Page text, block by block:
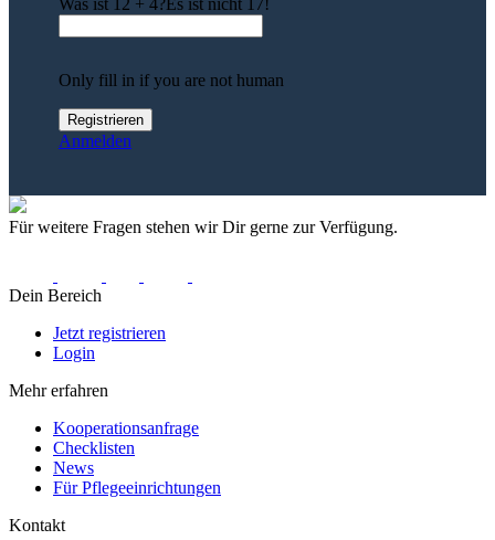
Only fill in if you are not human
Anmelden
Für weitere Fragen stehen wir Dir gerne zur Verfügung.
Dein Bereich
Jetzt registrieren
Login
Mehr erfahren
Kooperationsanfrage
Checklisten
News
Für Pflegeeinrichtungen
Kontakt